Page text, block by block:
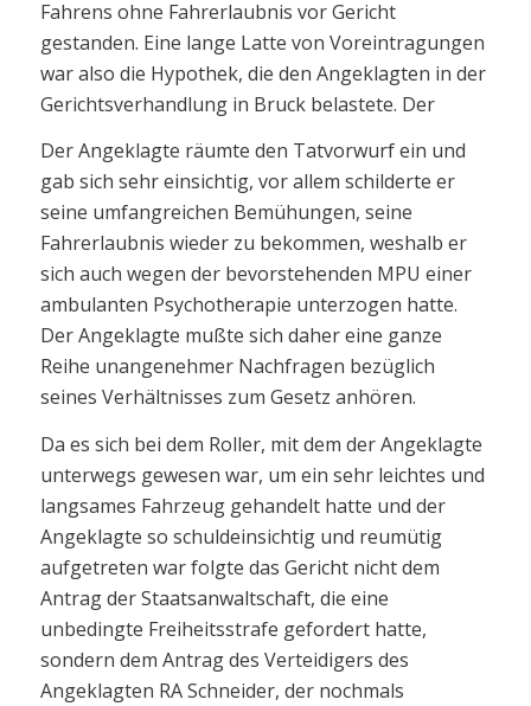
Fahrens ohne Fahrerlaubnis vor Gericht
gestanden. Eine lange Latte von Voreintragungen
war also die Hypothek, die den Angeklagten in der
Gerichtsverhandlung in Bruck belastete. Der
Der Angeklagte räumte den Tatvorwurf ein und
gab sich sehr einsichtig, vor allem schilderte er
seine umfangreichen Bemühungen, seine
Fahrerlaubnis wieder zu bekommen, weshalb er
sich auch wegen der bevorstehenden MPU einer
ambulanten Psychotherapie unterzogen hatte.
Der Angeklagte mußte sich daher eine ganze
Reihe unangenehmer Nachfragen bezüglich
seines Verhältnisses zum Gesetz anhören.
Da es sich bei dem Roller, mit dem der Angeklagte
unterwegs gewesen war, um ein sehr leichtes und
langsames Fahrzeug gehandelt hatte und der
Angeklagte so schuldeinsichtig und reumütig
aufgetreten war folgte das Gericht nicht dem
Antrag der Staatsanwaltschaft, die eine
unbedingte Freiheitsstrafe gefordert hatte,
sondern dem Antrag des Verteidigers des
Angeklagten RA Schneider, der nochmals